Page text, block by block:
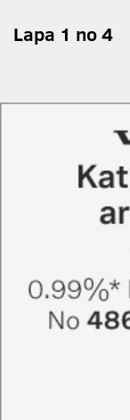
Lapa 1 no 4